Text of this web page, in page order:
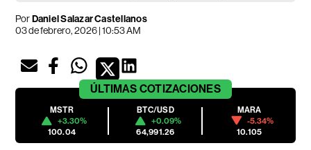
PorDaniel Salazar Castellanos
03 de febrero, 2026 | 10:53 AM
ÚLTIMAS COTIZACIONES
MSTR
+3.30%
100.04
BTC/USD
+0.09%
64,991.26
MARA
-5.34%
10.105